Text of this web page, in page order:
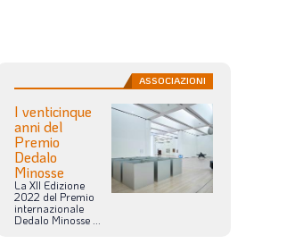
ASSOCIAZIONI
I venticinque
anni del
Premio
Dedalo
Minosse
La XII Edizione
2022 del Premio
internazionale
Dedalo Minosse